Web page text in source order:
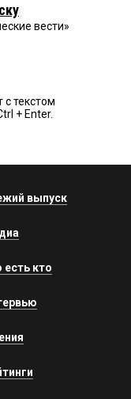
вести»
текстом
+ Enter.
выпуск
есть кто